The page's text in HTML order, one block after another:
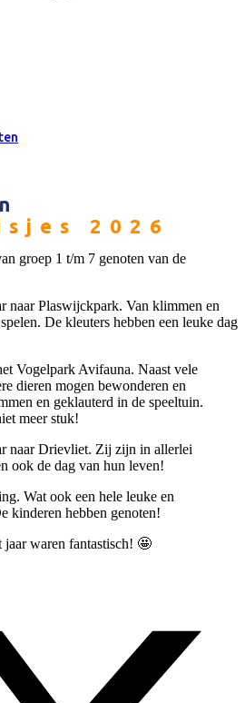
2026
groep 1 t/m 7 genoten van de
naar Plaswijckpark. Van klimmen en
De kleuters hebben een leuke dag
Vogelpark Avifauna. Naast vele
dieren mogen bewonderen en
en geklauterd in de speeltuin.
meer stuk!
naar Drievliet. Zij zijn in allerlei
ook de dag van hun leven!
Wat ook een hele leuke en
kinderen hebben genoten!
waren fantastisch! 🤩